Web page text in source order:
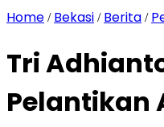
Home / Bekasi / Berita /
Tri
Pelantikan